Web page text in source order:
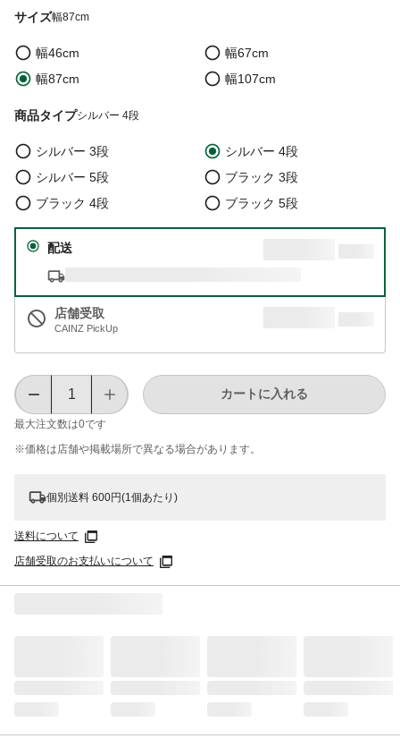
サイズ幅87cm
幅46cm
幅67cm
幅87cm
幅107cm
商品タイプシルバー 4段
シルバー 3段
シルバー 4段
シルバー 5段
ブラック 3段
ブラック 4段
ブラック 5段
配送
店舗受取
CAINZ PickUp
最大注文数は0です
カートに入れる
※価格は​店舗や​掲載場所で​異なる​場合が​あります。
個別送料 600円(1個あたり)
送料について
店舗受取のお支払いについて